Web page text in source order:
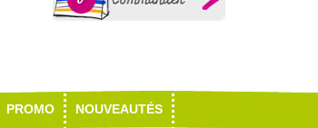
PROMO NOUVEAUTÉS